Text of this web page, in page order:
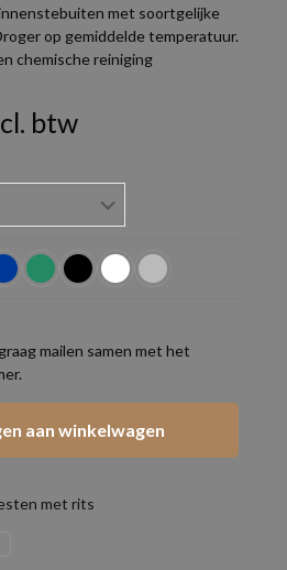
met soortgelijke
op gemiddelde temperatuur.
chemische reiniging
btw
mailen samen met het
aan winkelwagen
met rits